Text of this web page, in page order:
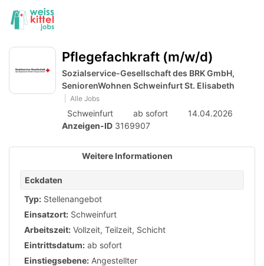
Accessibility
Modus
aktivieren
zur
zum
von
mobilem
aus
Pflegefachkraft (m/w/d)
Sozialservice-Gesellschaft des BRK GmbH,
SeniorenWohnen Schweinfurt St. Elisabeth
Alle Jobs
Schweinfurt ab sofort
14.04.2026
Anzeigen-ID 3169907
Weitere Informationen
Eckdaten
Typ: Stellenangebot
Einsatzort: Schweinfurt
Arbeitszeit: Vollzeit, Teilzeit, Schicht
Eintrittsdatum: ab sofort
Einstiegsebene: Angestellter